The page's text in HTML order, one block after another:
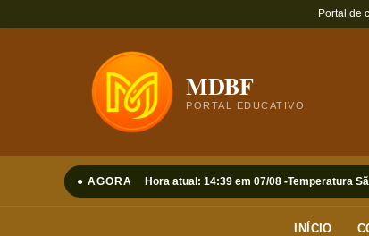
Portal de
MDBF
PORTAL EDUCATIVO
● AGORA Hora atual: 14:39 em 07/08 -Temperatura
INÍCIO